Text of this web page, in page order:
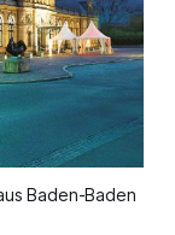
Baden-Baden